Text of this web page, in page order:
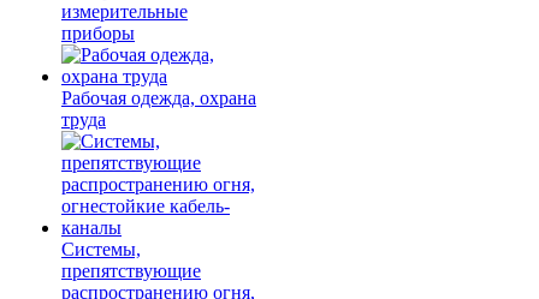
измерительные
приборы
Рабочая одежда, охрана
труда
Системы,
препятствующие
распространению огня,